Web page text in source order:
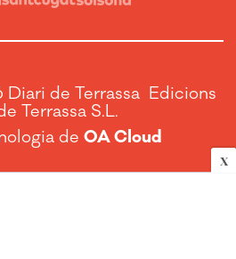
X
de Terrassa Edicions
Terrassa S.L.
de OA Cloud